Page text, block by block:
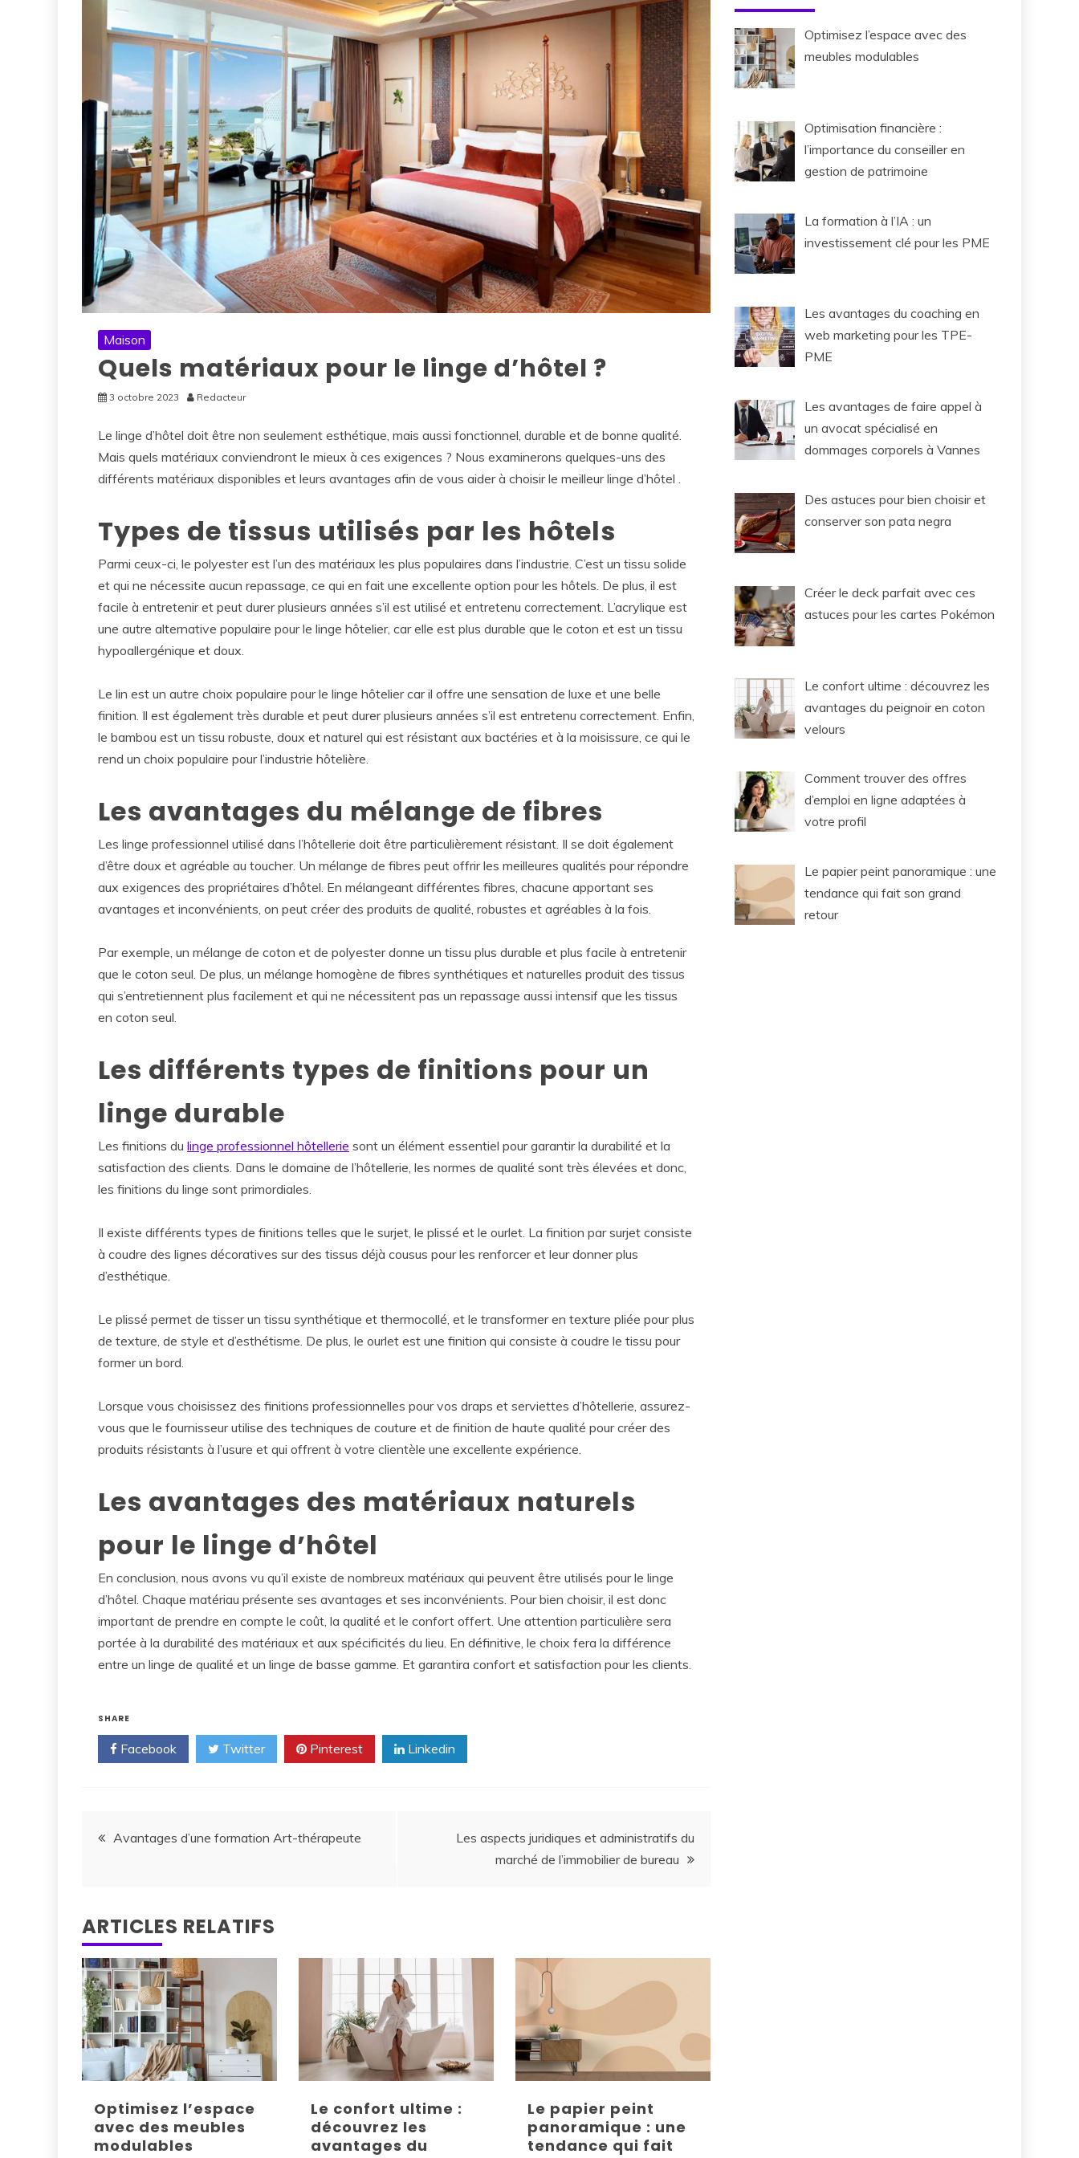
Maison
Quels matériaux pour le linge d’hôtel ?
3 octobre 2023 Redacteur
Le linge d’hôtel doit être non seulement esthétique, mais aussi fonctionnel, durable et de bonne qualité.
Mais quels matériaux conviendront le mieux à ces exigences ? Nous examinerons quelques-uns des
différents matériaux disponibles et leurs avantages afin de vous aider à choisir le meilleur linge d’hôtel .
Types de tissus utilisés par les hôtels
Parmi ceux-ci, le polyester est l’un des matériaux les plus populaires dans l’industrie. C’est un tissu solide
et qui ne nécessite aucun repassage, ce qui en fait une excellente option pour les hôtels. De plus, il est
facile à entretenir et peut durer plusieurs années s’il est utilisé et entretenu correctement. L’acrylique est
une autre alternative populaire pour le linge hôtelier, car elle est plus durable que le coton et est un tissu
hypoallergénique et doux.
Le lin est un autre choix populaire pour le linge hôtelier car il offre une sensation de luxe et une belle
finition. Il est également très durable et peut durer plusieurs années s’il est entretenu correctement. Enfin,
le bambou est un tissu robuste, doux et naturel qui est résistant aux bactéries et à la moisissure, ce qui le
rend un choix populaire pour l’industrie hôtelière.
Les avantages du mélange de fibres
Les linge professionnel utilisé dans l’hôtellerie doit être particulièrement résistant. Il se doit également
d’être doux et agréable au toucher. Un mélange de fibres peut offrir les meilleures qualités pour répondre
aux exigences des propriétaires d’hôtel. En mélangeant différentes fibres, chacune apportant ses
avantages et inconvénients, on peut créer des produits de qualité, robustes et agréables à la fois.
Par exemple, un mélange de coton et de polyester donne un tissu plus durable et plus facile à entretenir
que le coton seul. De plus, un mélange homogène de fibres synthétiques et naturelles produit des tissus
qui s’entretiennent plus facilement et qui ne nécessitent pas un repassage aussi intensif que les tissus
en coton seul.
Les différents types de finitions pour un
linge durable
Les finitions du linge professionnel hôtellerie sont un élément essentiel pour garantir la durabilité et la
satisfaction des clients. Dans le domaine de l’hôtellerie, les normes de qualité sont très élevées et donc,
les finitions du linge sont primordiales.
Il existe différents types de finitions telles que le surjet, le plissé et le ourlet. La finition par surjet consiste
à coudre des lignes décoratives sur des tissus déjà cousus pour les renforcer et leur donner plus
d’esthétique.
Le plissé permet de tisser un tissu synthétique et thermocollé, et le transformer en texture pliée pour plus
de texture, de style et d’esthétisme. De plus, le ourlet est une finition qui consiste à coudre le tissu pour
former un bord.
Lorsque vous choisissez des finitions professionnelles pour vos draps et serviettes d’hôtellerie, assurez-
vous que le fournisseur utilise des techniques de couture et de finition de haute qualité pour créer des
produits résistants à l’usure et qui offrent à votre clientèle une excellente expérience.
Les avantages des matériaux naturels
pour le linge d’hôtel
En conclusion, nous avons vu qu’il existe de nombreux matériaux qui peuvent être utilisés pour le linge
d’hôtel. Chaque matériau présente ses avantages et ses inconvénients. Pour bien choisir, il est donc
important de prendre en compte le coût, la qualité et le confort offert. Une attention particulière sera
portée à la durabilité des matériaux et aux spécificités du lieu. En définitive, le choix fera la différence
entre un linge de qualité et un linge de basse gamme. Et garantira confort et satisfaction pour les clients.
SHARE
Facebook Twitter Pinterest Linkedin
Navigation
l’article
Avantages d’une formation Art-thérapeute
Les aspects juridiques et administratifs du
marché de l’immobilier de bureau
ARTICLES RELATIFS
Optimisez l’espace
avec des meubles
modulables
Le confort ultime :
découvrez les
avantages du
Le papier peint
panoramique : une
tendance qui fait
Optimisez l’espace avec des
meubles modulables
Optimisation financière :
l’importance du conseiller en
gestion de patrimoine
La formation à l’IA : un
investissement clé pour les PME
Les avantages du coaching en
web marketing pour les TPE-
PME
Les avantages de faire appel à
un avocat spécialisé en
dommages corporels à Vannes
Des astuces pour bien choisir et
conserver son pata negra
Créer le deck parfait avec ces
astuces pour les cartes Pokémon
Le confort ultime : découvrez les
avantages du peignoir en coton
velours
Comment trouver des offres
d’emploi en ligne adaptées à
votre profil
Le papier peint panoramique : une
tendance qui fait son grand
retour